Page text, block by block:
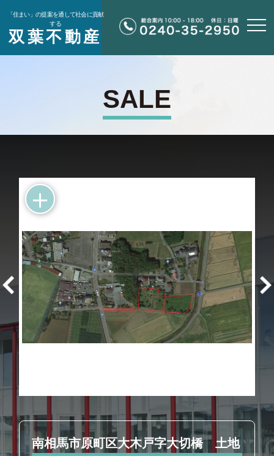
「住まい」の提案を通して社会に貢献
する
双葉不動産
SALE
南相馬市原町区大木戸字大切橋 土地